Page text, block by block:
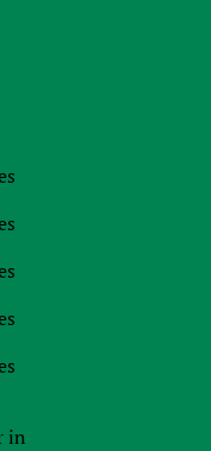
in
arbitration